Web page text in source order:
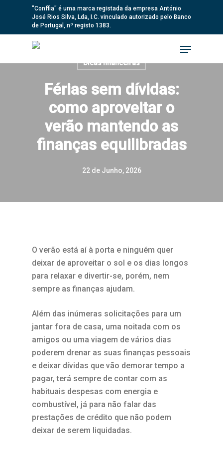
"Conffia" é uma marca registada da empresa António
José Rios Silva, Lda, I.C. vinculado autorizado pelo Banco
de Portugal, nº registo 1383.
Menu
Dicas financeiras
Férias sem dívidas:
como aproveitar o
verão mantendo as
finanças equilibradas
22 de Junho, 2026
O verão está aí à porta e ninguém quer
deixar de aproveitar o sol e os dias longos
para relaxar e divertir-se, porém, nem
sempre as finanças ajudam.
Além das inúmeras solicitações para um
jantar fora de casa, uma noitada com os
amigos ou uma viagem de vários dias
poderem drenar as suas finanças pessoais
e deixar dívidas que vão demorar tempo a
pagar, terá sempre de contar com as
habituais despesas com energia e
combustível, já para não falar das
prestações de crédito que não podem
deixar de serem liquidadas.